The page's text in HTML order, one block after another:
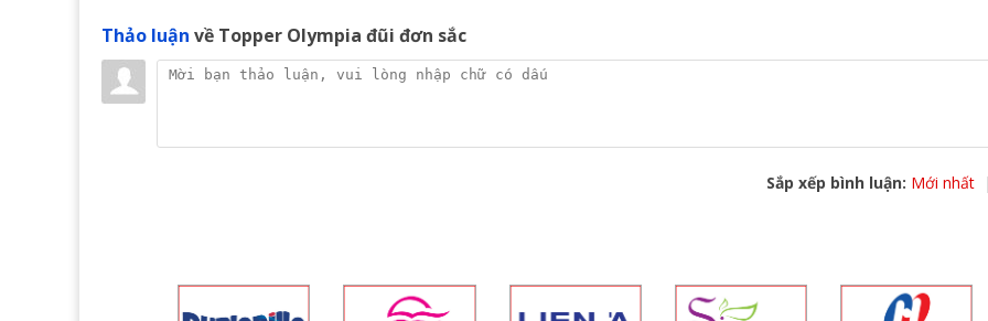
Thảo luận về Topper Olympia đũi đơn sắc
Sắp xếp bình luận: Mới nhất